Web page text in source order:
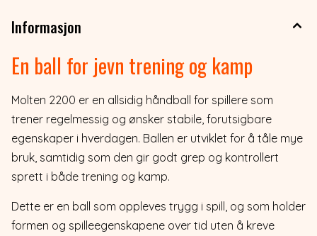
Informasjon
En ball for jevn trening og kamp
Molten 2200 er en allsidig håndball for spillere som
trener regelmessig og ønsker stabile, forutsigbare
egenskaper i hverdagen. Ballen er utviklet for å tåle mye
bruk, samtidig som den gir godt grep og kontrollert
sprett i både trening og kamp.
Dette er en ball som oppleves trygg i spill, og som holder
formen og spilleegenskapene over tid uten å kreve